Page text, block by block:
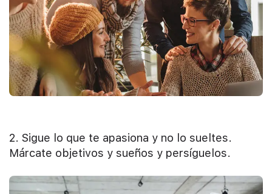
2. Sigue lo que te apasiona y no lo sueltes.
Márcate objetivos y sueños y persíguelos.